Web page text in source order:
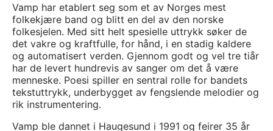
Vamp har etablert seg som et av Norges mest
folkekjære band og blitt en del av den norske
folkesjelen. Med sitt helt spesielle uttrykk søker de
det vakre og kraftfulle, for hånd, i en stadig kaldere
og automatisert verden. Gjennom godt og vel tre tiår
har de levert hundrevis av sanger om det å være
menneske. Poesi spiller en sentral rolle for bandets
tekstuttrykk, underbygget av fengslende melodier og
rik instrumentering.
Vamp ble dannet i Haugesund i 1991 og feirer 35 år